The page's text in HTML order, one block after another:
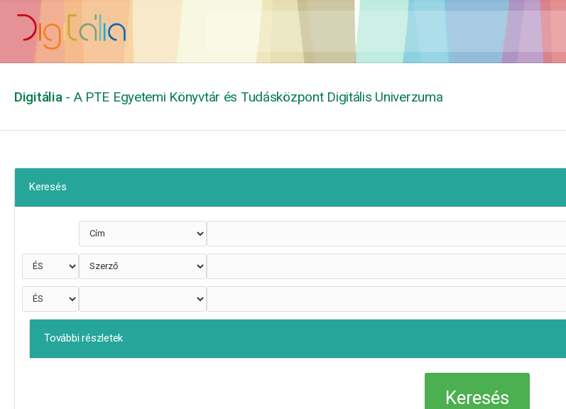
Digitália - A PTE Egyetemi Könyvtár és Tudásközpont Digitális Univerzuma
Keresés
További részletek